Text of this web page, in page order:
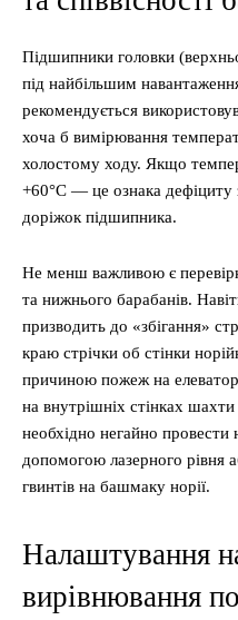
Підшипники головки
під найбільшим
рекомендується
хоча б вимірювання
холостому ходу. Якщо
+60°C — це ознака дефіциту
доріжок підшипника.
Не менш важливою є
та нижнього барабанів.
призводить до «збігання»
краю стрічки об стінки
причиною пожеж на
на внутрішніх стінках
необхідно негайно провести
допомогою лазерного рівня
гвинтів на башмаку норії.
Налаштування
вирівнювання